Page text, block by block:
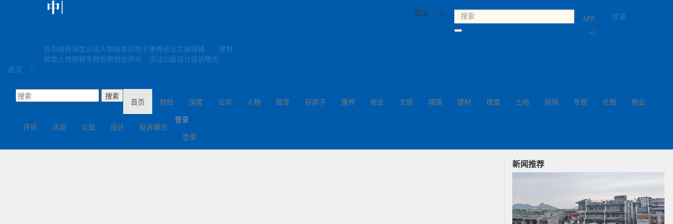
登录
APP
◇
武汉 ◇
首页财经深度公司 人物智库好房子康养商业文旅城镇
建材
楼盘土地视频专题长租物业评论 活动公益设计投诉曝光
武汉
首页 (current)
财经 深度 公司 人物 智库 好房子 康养 商业 文旅 城镇 建材 楼盘 土地 视频 专题 长租 物业
评论 活动 公益 设计 投诉曝光
登录
登录
新闻推荐